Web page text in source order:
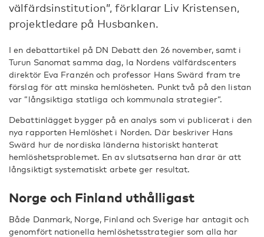
välfärdsinstitution”, förklarar Liv Kristensen,
projektledare på Husbanken.
I en debattartikel på DN Debatt den 26 november, samt i
Turun Sanomat samma dag, la Nordens välfärdscenters
direktör Eva Franzén och professor Hans Swärd fram tre
förslag för att minska hemlösheten. Punkt två på den listan
var ”långsiktiga statliga och kommunala strategier”.
Debattinlägget bygger på en analys som vi publicerat i den
nya rapporten Hemlöshet i Norden. Där beskriver Hans
Swärd hur de nordiska länderna historiskt hanterat
hemlöshetsproblemet. En av slutsatserna han drar är att
långsiktigt systematiskt arbete ger resultat.
Norge och Finland uthålligast
Både Danmark, Norge, Finland och Sverige har antagit och
genomfört nationella hemlöshetsstrategier som alla har